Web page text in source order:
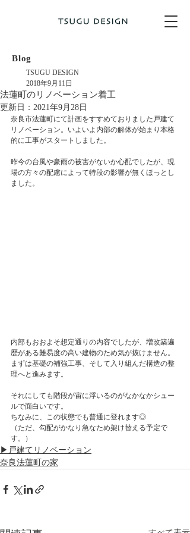
Blog
法蓮町のリノベーション着工
TSUGU DESIGN
2018年9月11日
更新日： 2021年9月28日
奈良市法蓮町にて計画をすすめておりました戸建て
リノベーション。いよいよ内部の解体が始まり本格
的に工事がスタートしました。
昨今の台風や豪雨の被害がないか心配でしたが、現
場の方々の配慮によって特段の影響が無くほっとし
ました。
内部もおおよそ想定通りの内容でしたが、増改築遍
歴がある難易度の高い建物のため気が抜けません。
まずは基礎の補強工事、そして入り組んだ構造の整
理へと進みます。
それにしても階段が宙に浮いるのがなかなかシュー
ルで面白いです。
ちなみに、この状態でも普通に登れます◎
（ただ、勾配がかなり急なため架け替える予定で
す。）
▶戸建てリノベーション
奈良法蓮町の家